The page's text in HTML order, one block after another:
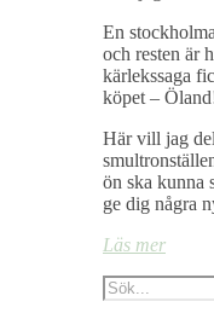
En
och resten är
kärlekssaga
köpet –
Här vill jag
ön ska kunna
ge dig några
Läs mer